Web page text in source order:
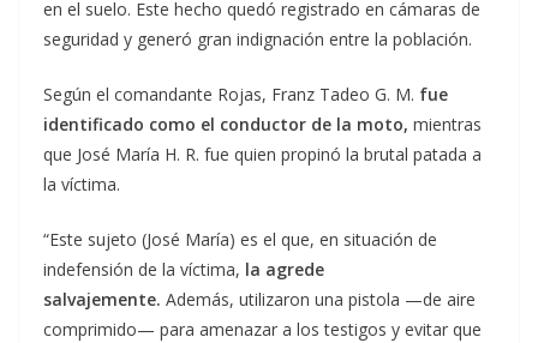
en el suelo. Este hecho quedó registrado en cámaras de
seguridad y generó gran indignación entre la población.
Según el comandante Rojas, Franz Tadeo G. M. fue
identificado como el conductor de la moto, mientras
que José María H. R. fue quien propinó la brutal patada a
la víctima.
“Este sujeto (José María) es el que, en situación de
indefensión de la víctima, la agrede
salvajemente. Además, utilizaron una pistola —de aire
comprimido— para amenazar a los testigos y evitar que